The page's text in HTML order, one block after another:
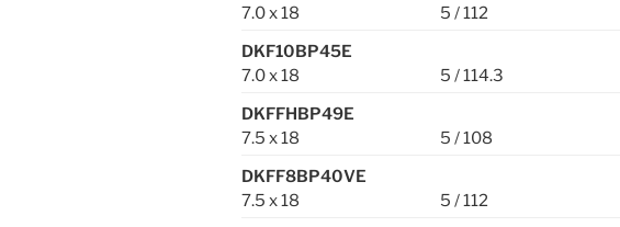
7.0 x 18
5 / 112
DKF10BP45E
7.0 x 18
5 / 114.3
DKFFHBP49E
7.5 x 18
5 / 108
DKFF8BP40VE
7.5 x 18
5 / 112